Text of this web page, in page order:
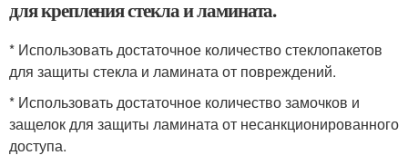
для крепления стекла и ламината.
* Использовать достаточное количество стеклопакетов
для защиты стекла и ламината от повреждений.
* Использовать достаточное количество замочков и
защелок для защиты ламината от несанкционированного
доступа.